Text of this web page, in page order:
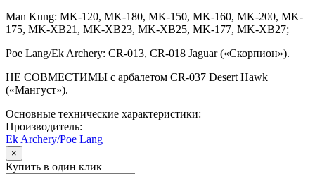
Man Kung: MK-120, MK-180, MK-150, MK-160, MK-200, MK-
175, MK-XB21, MK-XB23, MK-XB25, MK-177, MK-XB27;
Poe Lang/Ek Archery: CR-013, CR-018 Jaguar («Скорпион»).
НЕ СОВМЕСТИМЫ с арбалетом CR-037 Desert Hawk
(«Мангуст»).
Основные технические характеристики:
Производитель:
Ek Archery/Poe Lang
×
Купить в один клик